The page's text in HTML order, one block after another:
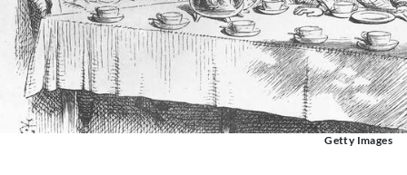
Getty Images